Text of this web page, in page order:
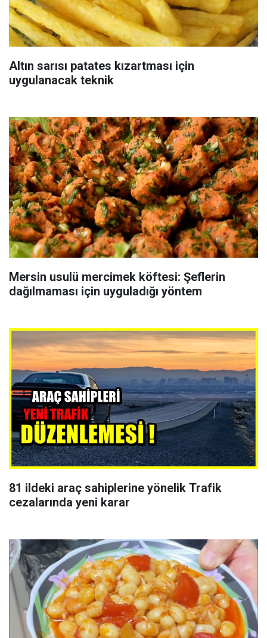
Altın sarısı patates kızartması için
uygulanacak teknik
Mersin usulü mercimek köftesi: Şeflerin
dağılmaması için uyguladığı yöntem
81 ildeki araç sahiplerine yönelik Trafik
cezalarında yeni karar